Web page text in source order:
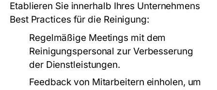
Etablieren Sie innerhalb Ihres Unternehmens
Best Practices für die Reinigung:
Regelmäßige Meetings mit dem
Reinigungspersonal zur Verbesserung
der Dienstleistungen.
Feedback von Mitarbeitern einholen, um